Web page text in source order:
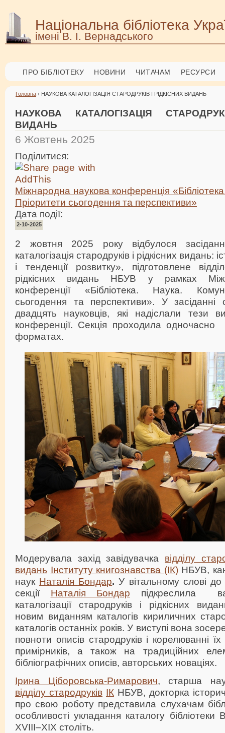
Національна бібліотека
імені В. І. Вернадського
ПРО БІБЛІОТЕКУ НОВИНИ ЧИТАЧАМ РЕСУРСИ
Головна › НАУКОВА КАТАЛОГІЗАЦІЯ СТАРОДРУКІВ І РІДКІСНИХ ВИДАНЬ
НАУКОВА КАТАЛОГІЗАЦІЯ
ВИДАНЬ
6 Жовтень 2025
Поділитися:
Міжнародна наукова конференція
Пріоритети сьогодення та перспективи»
Дата події:
2-10-2025
2 жовтня 2025 року відбулося
каталогізація стародруків і рідкісних видань:
і тенденції розвитку», підготовлене
рідкісних видань НБУВ у рамках
конференції «Бібліотека. Наука.
сьогодення та перспективи». У засіданні
двадцять науковців, які надіслали тези
конференції. Секція проходила
форматах.
Модерувала захід завідувачка відділу
видань Інституту книгознавства (ІК)НБУВ,
наук Наталія Бондар.У вітальному слові до
секції Наталія Бондар підкреслила
каталогізації стародруків і рідкісних
новим виданням каталогів кириличних
каталогів останніх років. У виступі вона
повноти описів стародруків і корелюванні їх
примірників, а також на традиційних
бібліографічних описів, авторських новаціях.
Ірина Ціборовська-Римарович, старша
відділу стародруків ІК НБУВ, докторка
про свою роботу представила слухачам
особливості укладання каталогу бібліотеки
XVIII–XIX століть.